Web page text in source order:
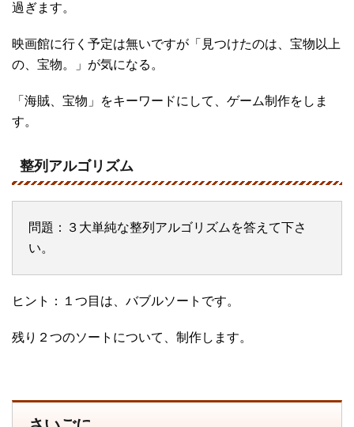
過ぎます。
映画館に行く予定は無いですが「見つけたのは、宝物以上
の、宝物。」が気になる。
「海賊、宝物」をキーワードにして、ゲーム制作をしま
す。
整列アルゴリズム
問題：３大単純な整列アルゴリズムを答えて下さ
い。
ヒント：１つ目は、バブルソートです。
残り２つのソートについて、制作します。